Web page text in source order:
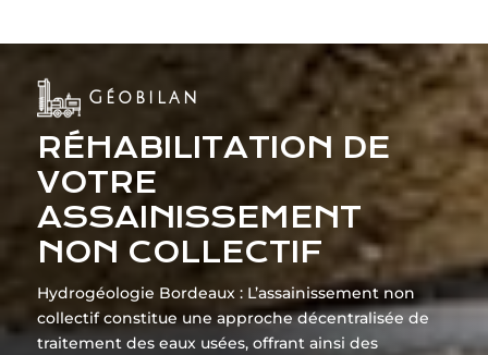
Géobilan
RÉHABILITATION DE
VOTRE
ASSAINISSEMENT
NON COLLECTIF
Hydrogéologie Bordeaux : L’assainissement non
collectif constitue une approche décentralisée de
traitement des eaux usées, offrant ainsi des